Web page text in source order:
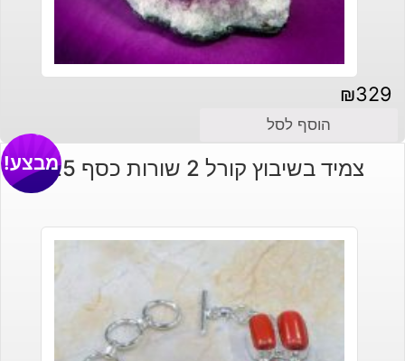
₪329
הוסף לסל
צמיד בשיבוץ קורל 2 שורות כסף 925 מבצע!